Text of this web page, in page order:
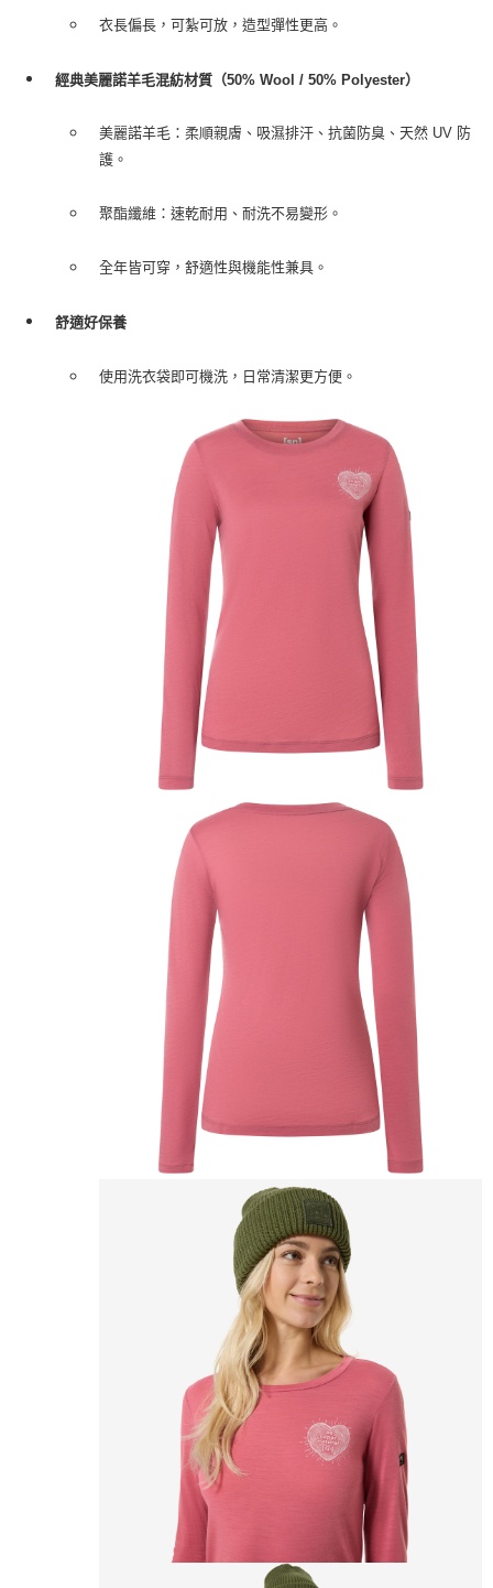
衣長偏長，可紮可放，造型彈性更高。
經典美麗諾羊毛混紡材質（50% Wool / 50% Polyester）
美麗諾羊毛：柔順親膚、吸濕排汗、抗菌防臭、天然 UV 防
護。
聚酯纖維：速乾耐用、耐洗不易變形。
全年皆可穿，舒適性與機能性兼具。
舒適好保養
使用洗衣袋即可機洗，日常清潔更方便。